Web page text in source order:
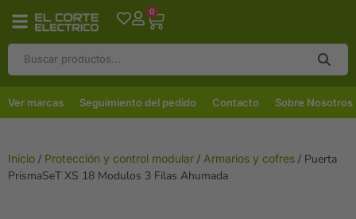
0
Ver marcas Seguimiento del pedido Contacto Sobre Nosotros
Inicio / Protección y control modular / Armarios y cofres / Puerta
PrismaSeT XS 18 Modulos 3 Filas Ahumada